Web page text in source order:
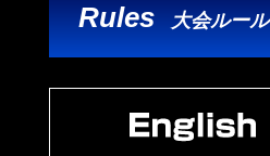
Rules大会ルール